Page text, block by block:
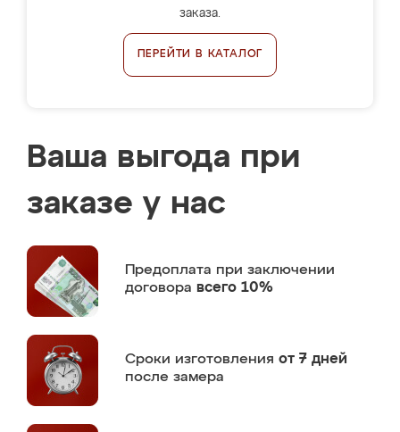
заказа.
ПЕРЕЙТИ В КАТАЛОГ
Ваша выгода при
заказе у нас
Предоплата при заключении
договора всего 10%
Сроки изготовления от 7 дней
после замера